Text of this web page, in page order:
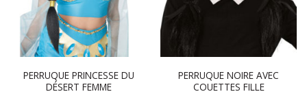
PERRUQUE PRINCESSE DU
DÉSERT FEMME
PERRUQUE NOIRE AVEC
COUETTES FILLE